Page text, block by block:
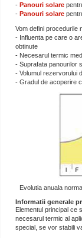
- Panouri solare
- Panouri solare
Vom defini procedurile
- Influenta pe care o
obtinute
- Necesarul termic
- Suprafata panourilor
- Volumul rezervorului
- Gradul de acoperire
Evolutia anuala
Informatii generale
Elementul principal ce
necesarul termic al
special, se vor stabili